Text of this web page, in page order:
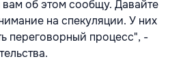
об этом сообщу. Давайте
на спекуляции. У них
переговорный процесс", -